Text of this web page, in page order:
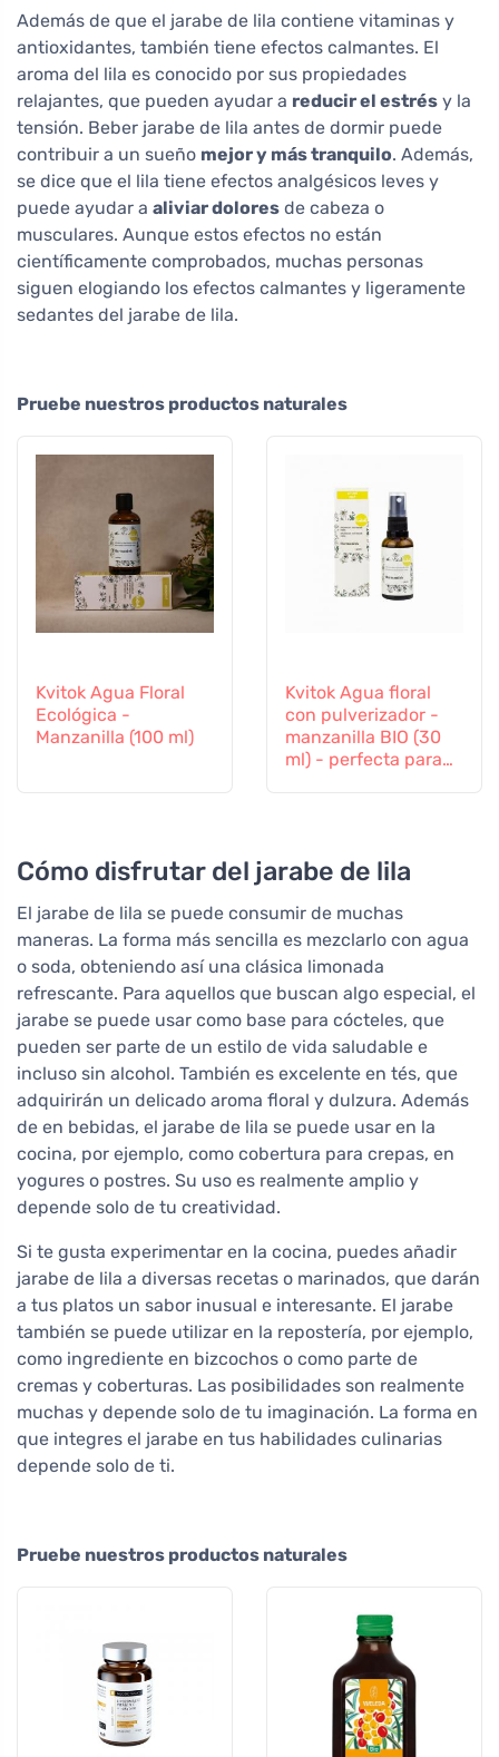
Además de que el jarabe de lila contiene vitaminas y
antioxidantes, también tiene efectos calmantes. El
aroma del lila es conocido por sus propiedades
relajantes, que pueden ayudar a reducir el estrés y la
tensión. Beber jarabe de lila antes de dormir puede
contribuir a un sueño mejor y más tranquilo. Además,
se dice que el lila tiene efectos analgésicos leves y
puede ayudar a aliviar dolores de cabeza o
musculares. Aunque estos efectos no están
científicamente comprobados, muchas personas
siguen elogiando los efectos calmantes y ligeramente
sedantes del jarabe de lila.
Pruebe nuestros productos naturales
Kvitok Agua Floral
Ecológica -
Manzanilla (100 ml)
Kvitok Agua floral
con pulverizador -
manzanilla BIO (30
ml) - perfecta para
Cómo disfrutar del jarabe de lila
El jarabe de lila se puede consumir de muchas
maneras. La forma más sencilla es mezclarlo con agua
o soda, obteniendo así una clásica limonada
refrescante. Para aquellos que buscan algo especial, el
jarabe se puede usar como base para cócteles, que
pueden ser parte de un estilo de vida saludable e
incluso sin alcohol. También es excelente en tés, que
adquirirán un delicado aroma floral y dulzura. Además
de en bebidas, el jarabe de lila se puede usar en la
cocina, por ejemplo, como cobertura para crepas, en
yogures o postres. Su uso es realmente amplio y
depende solo de tu creatividad.
Si te gusta experimentar en la cocina, puedes añadir
jarabe de lila a diversas recetas o marinados, que darán
a tus platos un sabor inusual e interesante. El jarabe
también se puede utilizar en la repostería, por ejemplo,
como ingrediente en bizcochos o como parte de
cremas y coberturas. Las posibilidades son realmente
muchas y depende solo de tu imaginación. La forma en
que integres el jarabe en tus habilidades culinarias
depende solo de ti.
Pruebe nuestros productos naturales